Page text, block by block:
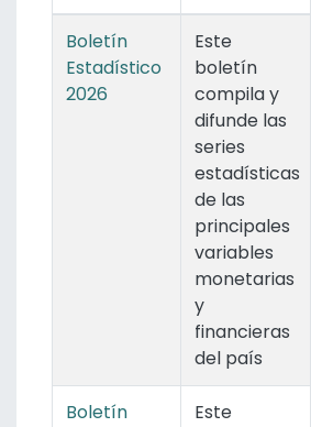
Boletín
Estadístico
2026
Este
boletín
compila y
difunde las
series
estadísticas
de las
principales
variables
monetarias
y
financieras
del país
Boletín
Este